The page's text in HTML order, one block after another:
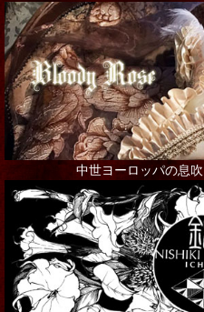
中世ヨーロッパの息